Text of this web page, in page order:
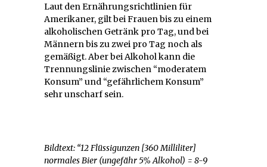
Laut den Ernährungsrichtlinien für
Amerikaner, gilt bei Frauen bis zu einem
alkoholischen Getränk pro Tag, und bei
Männern bis zu zwei pro Tag noch als
gemäßigt. Aber bei Alkohol kann die
Trennungslinie zwischen “moderatem
Konsum” und “gefährlichem Konsum”
sehr unscharf sein.
Bildtext: “12 Flüssigunzen [360 Milliliter]
normales Bier (ungefähr 5% Alkohol) = 8-9